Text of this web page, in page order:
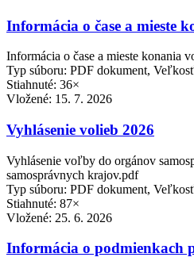
Informácia o čase a mieste
Informácia o čase a mieste konania
Typ súboru: PDF dokument,
Stiahnuté: 36×
Vložené: 15. 7. 2026
Vyhlásenie volieb 2026
Vyhlásenie voľby do orgánov
samosprávnych krajov.pdf
Typ súboru: PDF dokument,
Stiahnuté: 87×
Vložené: 25. 6. 2026
Informácia o podmienkach